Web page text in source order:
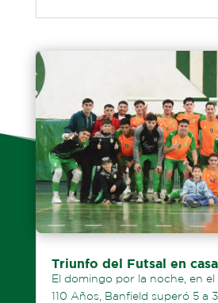
Triunfo del Futsal en casa
El domingo por la noche, en
110 Años, Banfield superó 5 a